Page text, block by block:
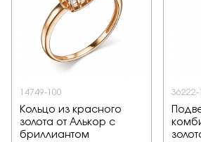
14749-100
Кольцо из красного
золота от Алькор с
бриллиантом
36222-